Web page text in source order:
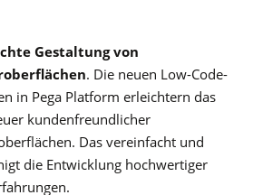
Gestaltung von
. Die neuen Low-Code-
in Pega Platform erleichtern das
kundenfreundlicher
Das vereinfacht und
die Entwicklung hochwertiger